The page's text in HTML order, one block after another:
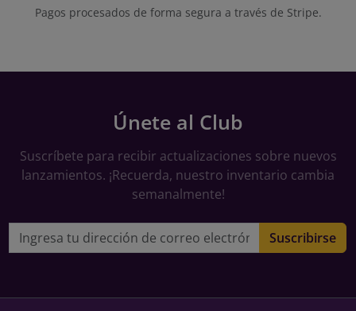
Pagos procesados de forma segura a través de Stripe.
Únete al Club
Suscríbete para recibir actualizaciones sobre nuevos
lanzamientos. ¡Recuerda, nuestro inventario cambia
semanalmente!
Dirección de correo electrónico Suscribirse